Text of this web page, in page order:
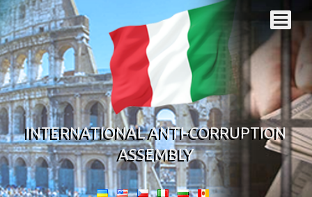
INTERNATIONAL ANTI-CORRUPTION
ASSEMBLY